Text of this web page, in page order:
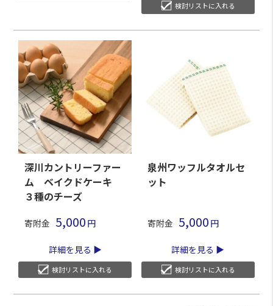
検討リストに入れる
深川カントリーファー
ム ベイクドケーキ
３種のチーズ
寄附金 5,000
詳細を見る
検討リストに入れる
泉州ワッフルタオルセ
ット
寄附金 5,000
詳細を見る
検討リストに入れる